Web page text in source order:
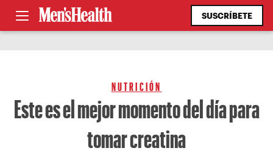
SUSCRÍBETE
NUTRICIÓN
Este es el mejor momento del día para
tomar creatina